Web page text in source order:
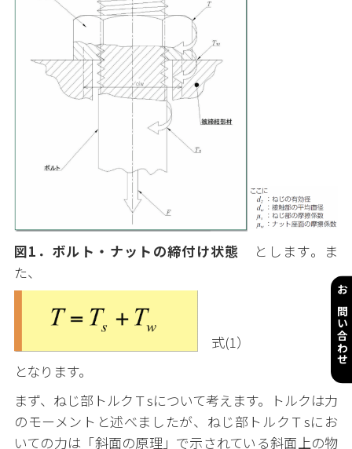
お問い合わせ
図1．ボルト・ナットの締付け状態
とします。ま
た、
式(1）
となります。
まず、ねじ部トルクＴsについて考えます。トルクは力
のモーメントと述べましたが、ねじ部トルクＴsにお
いての力は「斜面の原理」で示されている斜面上の物